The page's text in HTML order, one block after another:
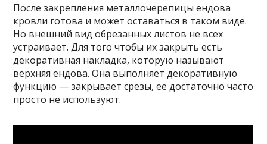
После закрепления металлочерепицы ендова
кровли готова и может оставаться в таком виде.
Но внешний вид обрезанных листов не всех
устраивает. Для того чтобы их закрыть есть
декоративная накладка, которую называют
верхняя ендова. Она выполняет декоративную
функцию — закрывает срезы, ее достаточно часто
просто не используют.